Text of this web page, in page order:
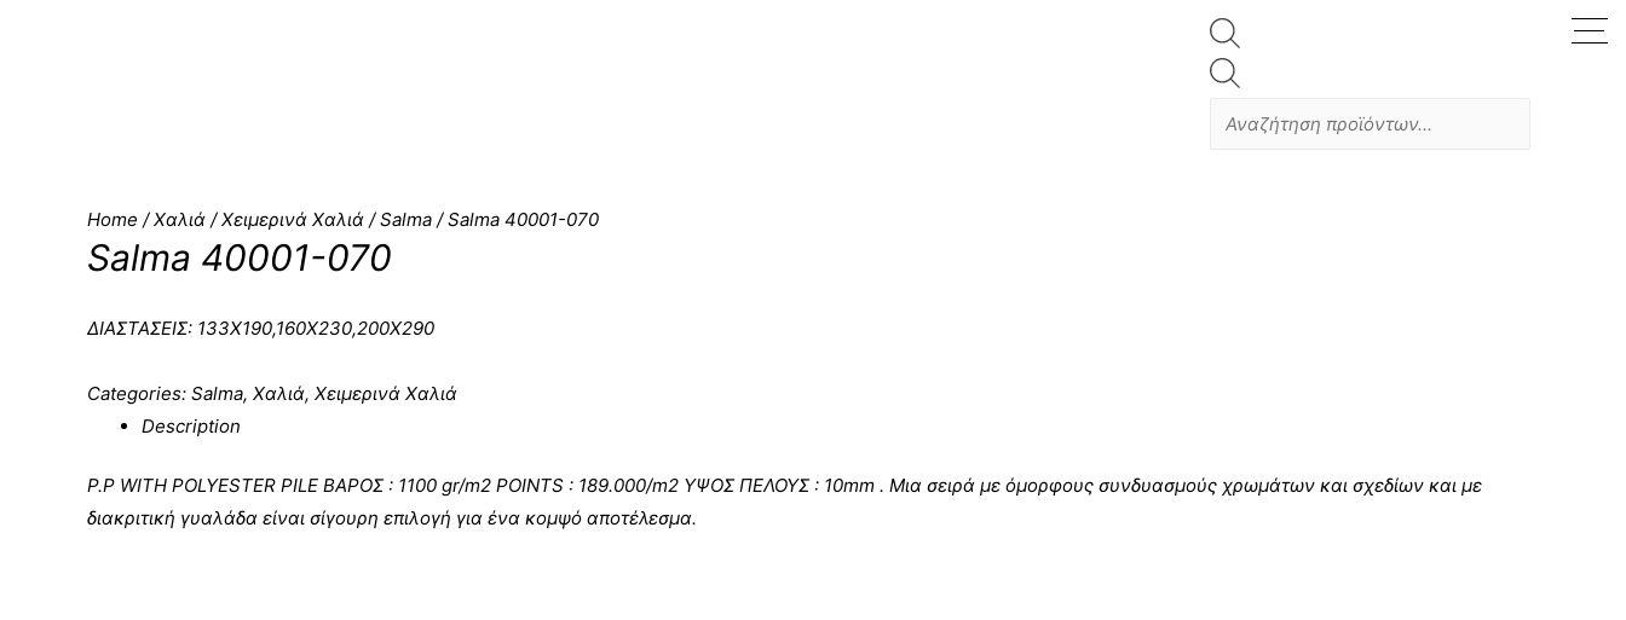
Home /Χαλιά /Χειμερινά Χαλιά /Salma / Salma 40001-070
Salma 40001-070
ΔΙΑΣΤΑΣΕΙΣ: 133Χ190,160Χ230,200Χ290
Categories: Salma, Χαλιά, Χειμερινά Χαλιά
Description
P.P WITH POLYESTER PILE ΒΑΡΟΣ : 1100 gr/m2 POINTS : 189.000/m2 ΥΨΟΣ ΠΕΛΟΥΣ : 10mm . Μια σειρά με όμορφους συνδυασμούς χρωμάτων και σχεδίων και με
διακριτική γυαλάδα είναι σίγουρη επιλογή για ένα κομψό αποτέλεσμα.